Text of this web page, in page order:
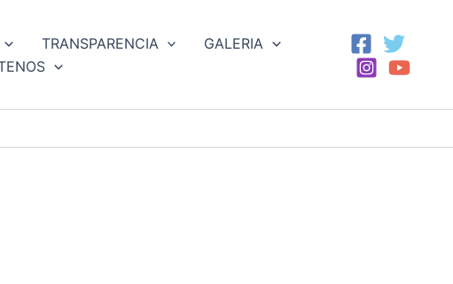
TRANSPARENCIA
GALERIA